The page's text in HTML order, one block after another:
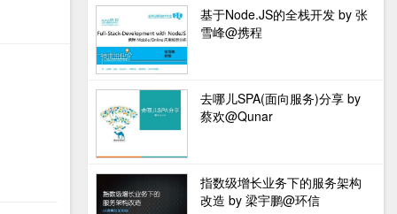
基于Node.JS的全栈开发 by 张
雪峰@携程
去哪儿SPA(面向服务)分享 by
蔡欢@Qunar
指数级增长业务下的服务架构
改造 by 梁宇鹏@环信